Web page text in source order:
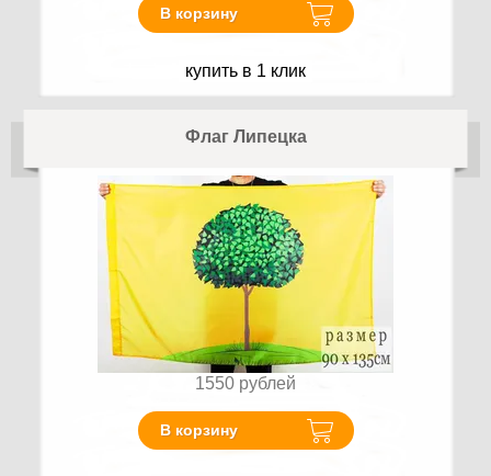
В корзину
купить в 1 клик
Флаг Липецка
1550 рублей
В корзину